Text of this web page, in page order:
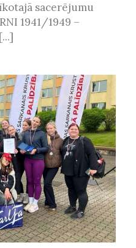
sacerējumu
1941/1949 –